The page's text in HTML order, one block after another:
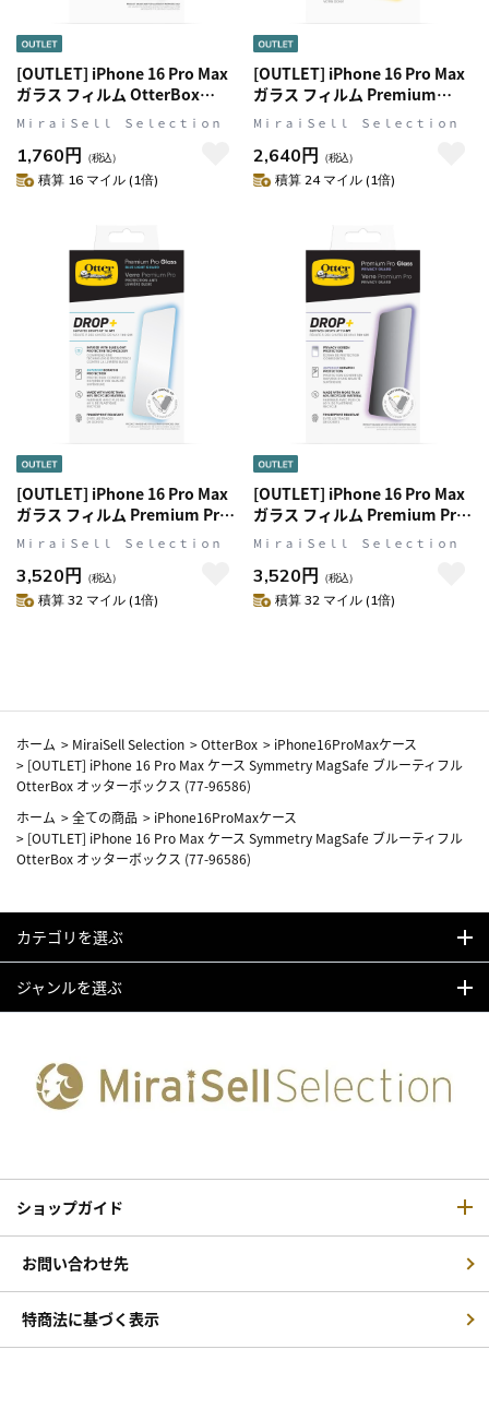
[OUTLET] iPhone 16 Pro Max
ガラス フィルム OtterBox
Glass OtterBox オッターボッ
クス (77-96175)
MⅰｒａｉＳｅｌｌ Ｓｅｌｅｃｔｉｏｎ
1,760円 （税込）
積算 16 マイル (1倍)
[OUTLET] iPhone 16 Pro Max
ガラス フィルム Premium
Glass OtterBox オッターボッ
クス (77-96191)
MⅰｒａｉＳｅｌｌ Ｓｅｌｅｃｔｉｏｎ
2,640円 （税込）
積算 24 マイル (1倍)
[OUTLET] iPhone 16 Pro Max
ガラス フィルム Premium Pro
Glass Blue Light ブルーライト
クス (77-96207)
MⅰｒａｉＳｅｌｌ Ｓｅｌｅｃｔｉｏｎ
3,520円 （税込）
積算 32 マイル (1倍)
[OUTLET] iPhone 16 Pro Max
ガラス フィルム Premium Pro
Glass Privacy のぞき見防止
(77-96223)
MⅰｒａｉＳｅｌｌ Ｓｅｌｅｃｔｉｏｎ
3,520円 （税込）
積算 32 マイル (1倍)
ホーム > MiraiSell Selection >OtterBox > iPhone16ProMaxケース
> [OUTLET] iPhone 16 Pro Max ケース Symmetry MagSafe ブルーティフル
OtterBox オッターボックス (77-96586)
ホーム >全ての商品 > iPhone16ProMaxケース
> [OUTLET] iPhone 16 Pro Max ケース Symmetry MagSafe ブルーティフル
OtterBox オッターボックス (77-96586)
カテゴリを選ぶ
ジャンルを選ぶ
ショップガイド
お問い合わせ先
特商法に基づく表示